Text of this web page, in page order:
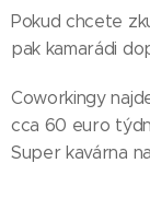
Pokud chcete
pak kamarádi
Coworkingy
cca 60 euro
Super kavárna